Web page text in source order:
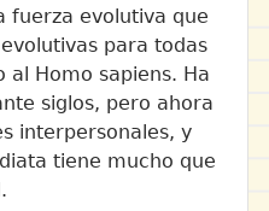
fuerza evolutiva que
para todas
al Homo sapiens. Ha
siglos, pero ahora
interpersonales, y
tiene mucho que